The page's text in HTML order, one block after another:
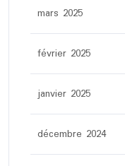
mars 2025
février 2025
janvier 2025
décembre 2024